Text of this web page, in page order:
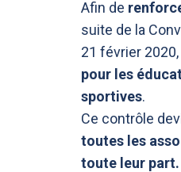
Afin de
suite de la
21 février
pour les
sportives.
Ce contrôle
toutes les
toute leur part.